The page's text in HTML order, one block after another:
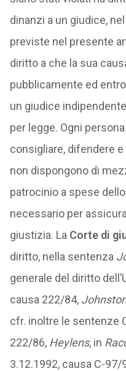
dinanzi a un giudice,
previste nel presente
diritto a che la sua
pubblicamente ed
un giudice
per legge. Ogni
consigliare, difendere
non dispongono di
patrocinio a spese
necessario per
giustizia. La Corte di
diritto, nella sentenza
generale del diritto
causa 222/84,
cfr. inoltre le sentenze
222/86, Heylens, in
3.12.1992, causa C-97/